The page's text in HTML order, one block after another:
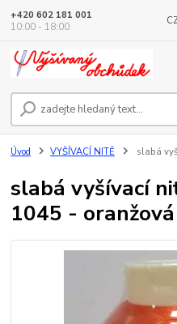
+420 602 181 001
10:00 - 18:00
Úvod VYŠÍVACÍ NITĚ slabá
slabá vyšívací
1045 - oranžová